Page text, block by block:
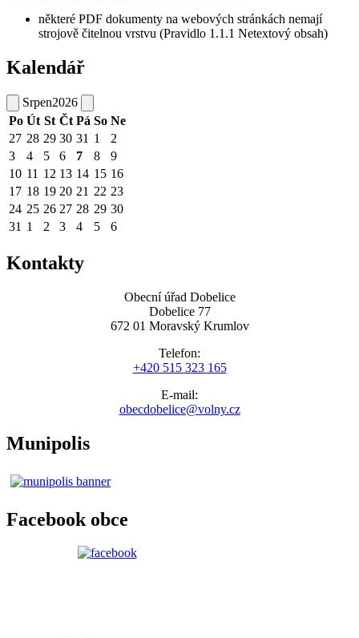
některé PDF dokumenty na webových stránkách nemají
strojově čitelnou vrstvu (Pravidlo 1.1.1 Netextový obsah)
Kalendář
Srpen2026
Po Út St Čt Pá So Ne
27 28 29 30 31 1
2
3
4 5 6 7 8
9
10 11 12 13 14 15 16
17 18 19 20 21 22 23
24 25 26 27 28 29 30
31 1 2 3 4 5 6
Kontakty
Obecní úřad Dobelice
Dobelice 77
672 01 Moravský Krumlov
Telefon:
+420 515 323 165
E-mail:
obecdobelice@volny.cz
Munipolis
Facebook obce